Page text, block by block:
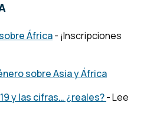
África- ¡Inscripciones
sobre Asia y África
y las cifras… ¿reales?- Lee